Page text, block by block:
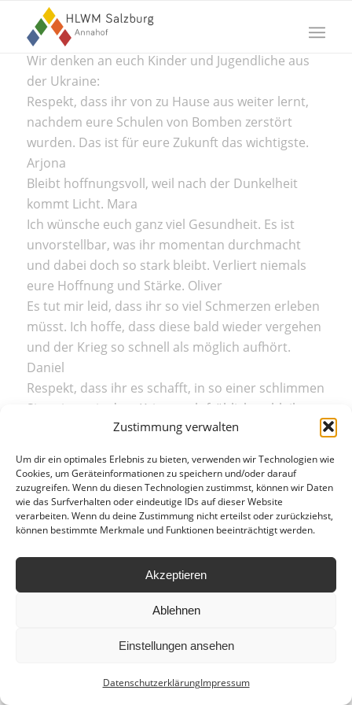
Zustimmung verwalten
Um dir ein optimales Erlebnis zu bieten, verwenden wir Technologien wie
Cookies, um Geräteinformationen zu speichern und/oder darauf
zuzugreifen. Wenn du diesen Technologien zustimmst, können wir Daten
wie das Surfverhalten oder eindeutige IDs auf dieser Website
verarbeiten. Wenn du deine Zustimmung nicht erteilst oder zurückziehst,
können bestimmte Merkmale und Funktionen beeinträchtigt werden.
Akzeptieren
Ablehnen
Einstellungen ansehen
DatenschutzerklärungImpressum
Wir denken an euch Kinder und Jugendliche aus
der Ukraine:
Respekt, dass ihr von zu Hause aus weiter lernt,
nachdem eure Schulen von Bomben zerstört
wurden. Das ist für eure Zukunft das wichtigste.
Arjona
Bleibt hoffnungsvoll, weil nach der Dunkelheit
kommt Licht. Mara
Ich wünsche euch ganz viel Gesundheit. Es ist
unvorstellbar, was ihr momentan durchmacht
und dabei doch so stark bleibt. Verliert niemals
eure Hoffnung und Stärke. Oliver
Es tut mir leid, dass ihr so viel Schmerzen erleben
müsst. Ich hoffe, dass diese bald wieder vergehen
und der Krieg so schnell als möglich aufhört.
Daniel
Respekt, dass ihr es schafft, in so einer schlimmen
Situation, wie dem Krieg noch fröhlich zu bleiben.
Impressum